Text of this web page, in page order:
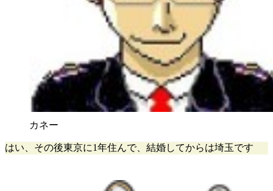
カネー
はい、その後東京に1年住んで、結婚してからは埼玉です